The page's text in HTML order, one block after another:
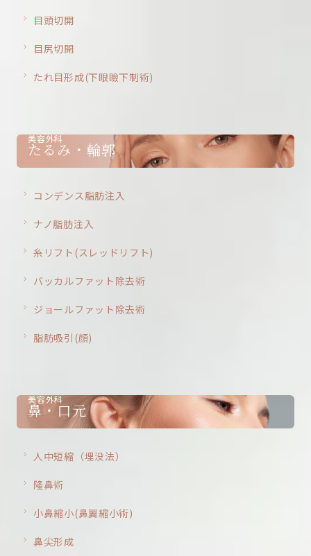
目頭切開
目尻切開
たれ目形成(下眼瞼下制術)
美容外科
たるみ・輪郭
コンデンス脂肪注入
ナノ脂肪注入
糸リフト(スレッドリフト)
バッカルファット除去術
ジョールファット除去術
脂肪吸引(顔)
美容外科
鼻・口元
人中短縮（埋没法）
隆鼻術
小鼻縮小(鼻翼縮小術)
鼻尖形成